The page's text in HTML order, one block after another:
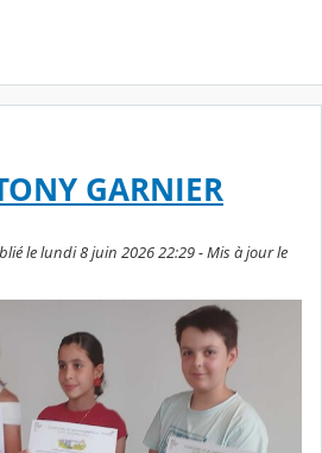
GARNIER
le lundi 8 juin 2026 22:29 - Mis à jour le